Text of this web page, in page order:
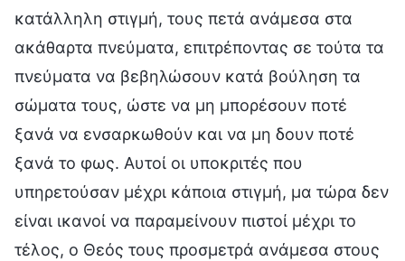
κατάλληλη στιγμή, τους πετά ανάμεσα στα
ακάθαρτα πνεύματα, επιτρέποντας σε τούτα τα
πνεύματα να βεβηλώσουν κατά βούληση τα
σώματα τους, ώστε να μη μπορέσουν ποτέ
ξανά να ενσαρκωθούν και να μη δουν ποτέ
ξανά το φως. Αυτοί οι υποκριτές που
υπηρετούσαν μέχρι κάποια στιγμή, μα τώρα δεν
είναι ικανοί να παραμείνουν πιστοί μέχρι το
τέλος, ο Θεός τους προσμετρά ανάμεσα στους